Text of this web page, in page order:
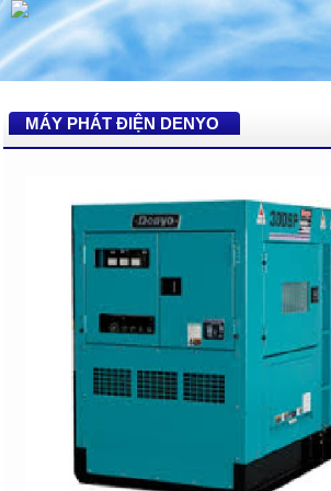
MÁY PHÁT ĐIỆN DENYO